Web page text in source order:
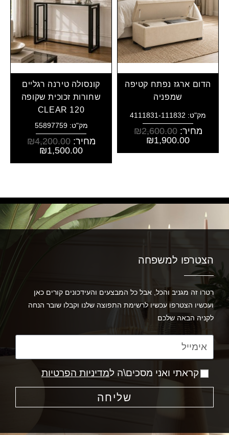
הדום ארגז נפתח קטיפה
שמפניה
מק"ט: 4111831-111832
מחיר: ₪2,600.00
₪1,900.00
קונסולה טירנה רגליים
שחורות זכוכית שקופה
CLEAR 120
מק"ט: 55897759
מחיר: ₪4,200.00
₪1,500.00
הצטרפו למשפחה
רטרו זה מגניב והכל, אבל כל המבצעים והעידכונים קורים כאן
ועכשיו הצטרפו עכשיו לרשימת התפוצה שלנו וקבלו שובר הנחה
לקניה הבאה שלכם
קראתי ואני מסכים\ה למדיניות הפרטיות
שליחה